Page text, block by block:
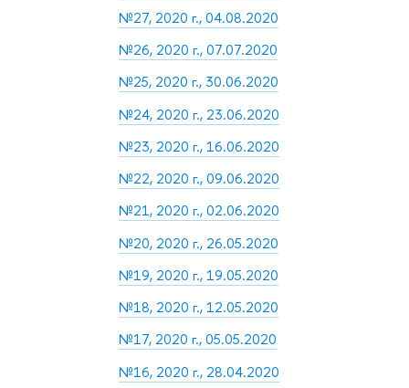
№27, 2020 г., 04.08.2020
№26, 2020 г., 07.07.2020
№25, 2020 г., 30.06.2020
№24, 2020 г., 23.06.2020
№23, 2020 г., 16.06.2020
№22, 2020 г., 09.06.2020
№21, 2020 г., 02.06.2020
№20, 2020 г., 26.05.2020
№19, 2020 г., 19.05.2020
№18, 2020 г., 12.05.2020
№17, 2020 г., 05.05.2020
№16, 2020 г., 28.04.2020